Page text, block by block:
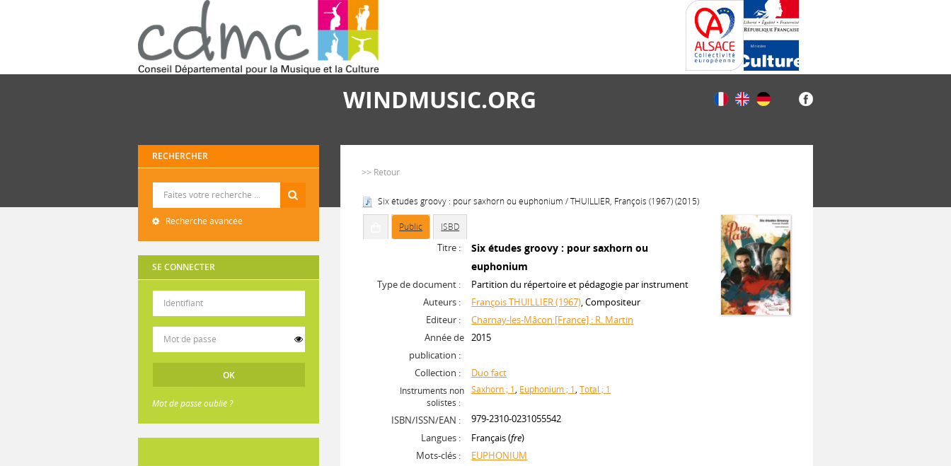
WINDMUSIC.ORG
RECHERCHER
Recherche avancée
SE CONNECTER
Mot de passe oublié ?
>> Retour
Six études groovy : pour saxhorn ou euphonium / THUILLIER, François (1967) (2015)
Public ISBD
Titre :
Six études groovy : pour saxhorn ou
euphonium
Type de document :
Partition du répertoire et pédagogie par instrument
Auteurs :
François THUILLIER (1967), Compositeur
Editeur :
Charnay-les-Mâcon [France] : R. Martin
Année de
publication :
2015
Collection : Duo fact
Instruments non
solistes :
Saxhorn ; 1, Euphonium ; 1,Total ; 1
ISBN/ISSN/EAN :
979-2310-0231055542
Langues :
Français (fre)
Mots-clés :
EUPHONIUM